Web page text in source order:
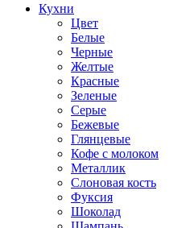
Кухни
Цвет
Белые
Черные
Желтые
Красные
Зеленые
Серые
Бежевые
Глянцевые
Кофе с молоком
Металлик
Слоновая кость
Фуксия
Шоколад